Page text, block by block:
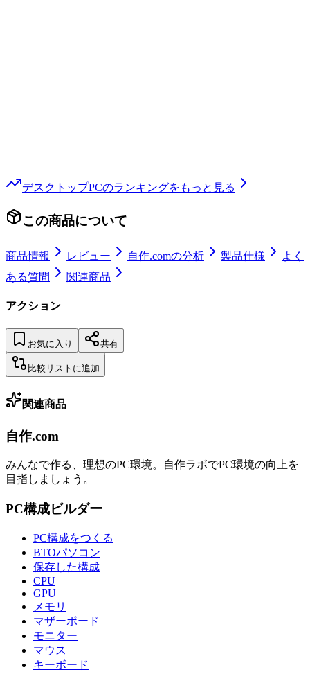
デスクトップPCのランキングをもっと見る
この商品について
商品情報 レビュー 自作.comの分析 製品仕様
よく
ある質問
関連商品
アクション
お気に入り 共有
比較リストに追加
関連商品
自作.com
みんなで作る、理想のPC環境。 自作ラボでPC環境の向上を
目指しましょう。
PC構成ビルダー
PC構成をつくる
BTOパソコン
保存した構成
CPU
GPU
メモリ
マザーボード
モニター
マウス
キーボード